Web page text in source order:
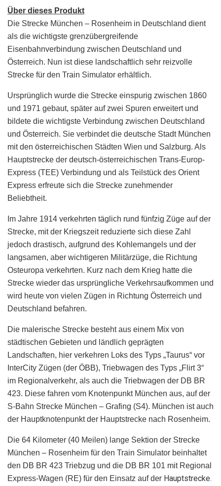
Über dieses Produkt
Die Strecke München – Rosenheim in Deutschland dient
als die wichtigste grenzübergreifende
Eisenbahnverbindung zwischen Deutschland und
Österreich. Nun ist diese landschaftlich sehr reizvolle
Strecke für den Train Simulator erhältlich.
Ursprünglich wurde die Strecke einspurig zwischen 1860
und 1971 gebaut, später auf zwei Spuren erweitert und
bildete die wichtigste Verbindung zwischen Deutschland
und Österreich. Sie verbindet die deutsche Stadt München
mit den österreichischen Städten Wien und Salzburg. Als
Hauptstrecke der deutsch-österreichischen Trans-Europ-
Express (TEE) Verbindung und als Teilstück des Orient
Express erfreute sich die Strecke zunehmender
Beliebtheit.
Im Jahre 1914 verkehrten täglich rund fünfzig Züge auf der
Strecke, mit der Kriegszeit reduzierte sich diese Zahl
jedoch drastisch, aufgrund des Kohlemangels und der
langsamen, aber wichtigeren Militärzüge, die Richtung
Osteuropa verkehrten. Kurz nach dem Krieg hatte die
Strecke wieder das ursprüngliche Verkehrsaufkommen und
wird heute von vielen Zügen in Richtung Österreich und
Deutschland befahren.
Die malerische Strecke besteht aus einem Mix von
städtischen Gebieten und ländlich geprägten
Landschaften, hier verkehren Loks des Typs „Taurus“ vor
InterCity Zügen (der ÖBB), Triebwagen des Typs „Flirt 3“
im Regionalverkehr, als auch die Triebwagen der DB BR
423. Diese fahren vom Knotenpunkt München aus, auf der
S-Bahn Strecke München – Grafing (S4). München ist auch
der Hauptknotenpunkt der Hauptstrecke nach Rosenheim.
Die 64 Kilometer (40 Meilen) lange Sektion der Strecke
München – Rosenheim für den Train Simulator beinhaltet
den DB BR 423 Triebzug und die DB BR 101 mit Regional
Express-Wagen (RE) für den Einsatz auf der Hauptstrecke.